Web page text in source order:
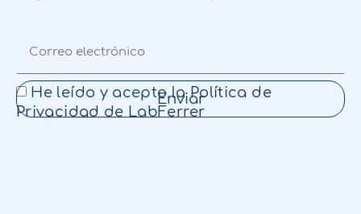
He leído y acepto laPolítica de
Privacidad de LabFerrer
Enviar